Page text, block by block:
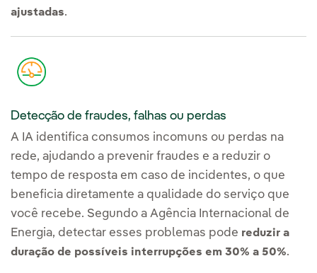
ajustadas.
Detecção de fraudes, falhas ou perdas
A IA identifica consumos incomuns ou perdas na
rede, ajudando a prevenir fraudes e a reduzir o
tempo de resposta em caso de incidentes, o que
beneficia diretamente a qualidade do serviço que
você recebe. Segundo a Agência Internacional de
Energia, detectar esses problemas pode reduzir a
duração de possíveis interrupções em 30% a 50%.